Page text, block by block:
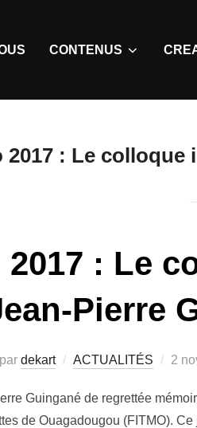
CONTENUS
2017 : Le colloque
2017 : Le
Pierre
par dekart ACTUALITÉS 2
Guingané de regrettée
de Ouagadougou (FITMO).